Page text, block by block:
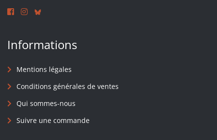
Informations
Mentions légales
Conditions générales de ventes
Qui sommes-nous
Suivre une commande